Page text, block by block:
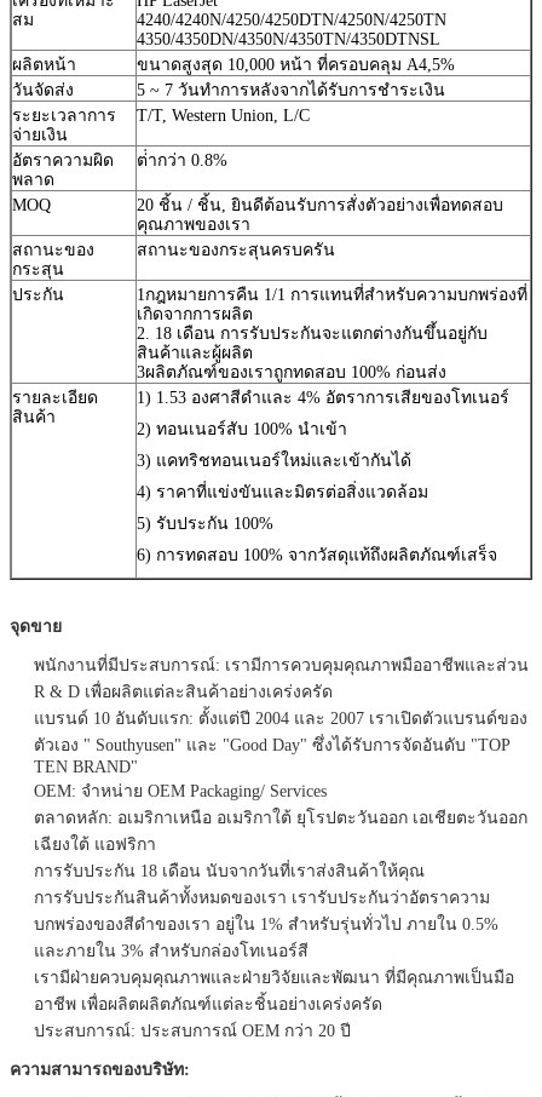
สม
4240/4240N/4250/4250DTN/4250N/4250TN
4350/4350DN/4350N/4350TN/4350DTNSL
ผลิตหน้า
ขนาดสูงสุด 10,000 หน้า ที่ครอบคลุม A4,5%
วันจัดส่ง
5 ~ 7 วันทําการหลังจากได้รับการชําระเงิน
ระยะเวลาการ
จ่ายเงิน
T/T, Western Union, L/C
อัตราความผิด
พลาด
ต่ํากว่า 0.8%
MOQ
20 ชิ้น / ชิ้น, ยินดีต้อนรับการสั่งตัวอย่างเพื่อทดสอบ
คุณภาพของเรา
สถานะของ
กระสุน
สถานะของกระสุนครบครัน
ประกัน
1กฎหมายการคืน 1/1 การแทนที่สําหรับความบกพร่องที่
เกิดจากการผลิต
2. 18 เดือน การรับประกันจะแตกต่างกันขึ้นอยู่กับ
สินค้าและผู้ผลิต
3ผลิตภัณฑ์ของเราถูกทดสอบ 100% ก่อนส่ง
รายละเอียด
สินค้า
1) 1.53 องศาสีดําและ 4% อัตราการเสียของโทเนอร์
2) ทอนเนอร์สับ 100% นําเข้า
3) แคทริชทอนเนอร์ใหม่และเข้ากันได้
4) ราคาที่แข่งขันและมิตรต่อสิ่งแวดล้อม
5) รับประกัน 100%
6) การทดสอบ 100% จากวัสดุแท้ถึงผลิตภัณฑ์เสร็จ
จุดขาย
พนักงานที่มีประสบการณ์: เรามีการควบคุมคุณภาพมืออาชีพและส่วน
R & D เพื่อผลิตแต่ละสินค้าอย่างเคร่งครัด
แบรนด์ 10 อันดับแรก: ตั้งแต่ปี 2004 และ 2007 เราเปิดตัวแบรนด์ของ
ตัวเอง " Southyusen" และ "Good Day" ซึ่งได้รับการจัดอันดับ "TOP
TEN BRAND"
OEM: จําหน่าย OEM Packaging/ Services
ตลาดหลัก: อเมริกาเหนือ อเมริกาใต้ ยุโรปตะวันออก เอเชียตะวันออก
เฉียงใต้ แอฟริกา
การรับประกัน 18 เดือน นับจากวันที่เราส่งสินค้าให้คุณ
การรับประกันสินค้าทั้งหมดของเรา เรารับประกันว่าอัตราความ
บกพร่องของสีดําของเรา อยู่ใน 1% สําหรับรุ่นทั่วไป ภายใน 0.5%
และภายใน 3% สําหรับกล่องโทเนอร์สี
เรามีฝ่ายควบคุมคุณภาพและฝ่ายวิจัยและพัฒนา ที่มีคุณภาพเป็นมือ
อาชีพ เพื่อผลิตผลิตภัณฑ์แต่ละชิ้นอย่างเคร่งครัด
ประสบการณ์: ประสบการณ์ OEM กว่า 20 ปี
ความสามารถของบริษัท: